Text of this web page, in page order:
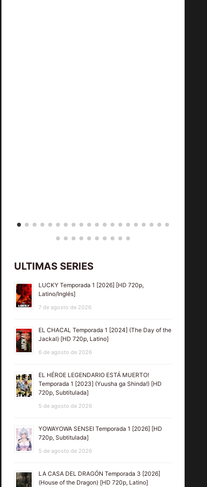
ULTIMAS SERIES
LUCKY Temporada 1 [2026] [HD 720p,
Latino/Inglés]
7 de agosto de 2026
EL CHACAL Temporada 1 [2024] (The Day of the
Jackal) [HD 720p, Latino]
6 de agosto de 2026
EL HÉROE LEGENDARIO ESTÁ MUERTO!
Temporada 1 [2023] (Yuusha ga Shinda!) [HD
720p, Subtitulada]
5 de agosto de 2026
YOWAYOWA SENSEI Temporada 1 [2026] [HD
720p, Subtitulada]
5 de agosto de 2026
LA CASA DEL DRAGÓN Temporada 3 [2026]
(House of the Dragon) [HD 720p, Latino]